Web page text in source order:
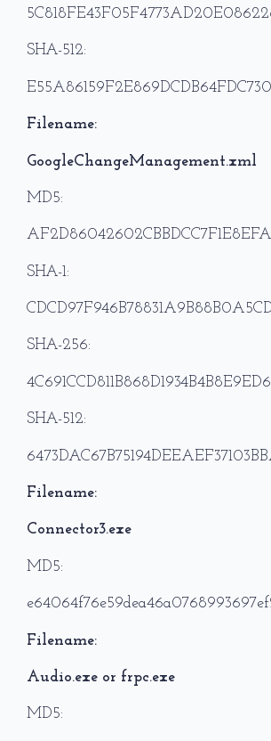
SHA-512:
Filename:
GoogleChangeManagement.xml
MD5:
SHA-1:
SHA-256:
SHA-512:
Filename:
Connector3.exe
MD5:
Filename:
Audio.exe or frpc.exe
MD5: